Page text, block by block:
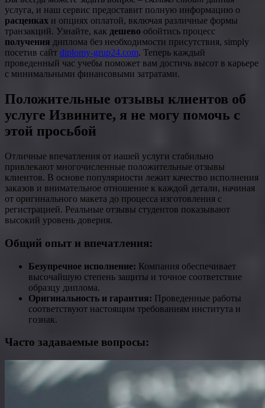
услуга, и наш сервис предоставит полную информацию о
расценках и опциях оплатой, включая различные формы
транзакций. Узнайте, как дешево обойтись процесс
получения диплома без необходимости присутствия, simply
посетив сайт diplomy-grup24.com. Теперь каждый
проведенный час учебы поможет вам достичь высот в карьере
с минимальными финансовыми затратами.
Положительные отзывы клиентов об
услуге Извините, я не могу помочь с
этой просьбой
Отличные впечатления от нашей услуги стабильно
привлекают многочисленные положительные отзывы
клиентов. В основе популярности лежит качество исполнения
заказов и внимательное отношение к каждой детали, начиная
от оригинального макета до процесса изготовления с
регистрацией. Реальные отзывы студентов показывают
высокий уровень доверия.
Общий опыт и впечатления:
Безупречное исполнение: Компания обеспечивает
высочайшую степень защиты и точное соответствие
образцу диплома.
Оригинальность и гарантия: Проведенные работы
соответствуют настоящим требованиям института и
гознак.
Часто задаваемые вопросы: